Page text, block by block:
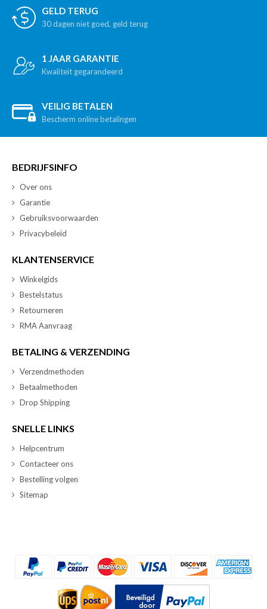
GELD TERUG
30 dagen niet goed, geld terug
1 JAAR GARANTIE
Kwaliteit gegarandeerd
VEILIG BETALEN
Bescherm online betalingen
BEDRIJFSINFO
Over ons
Garantie
Gebruiksvoorwaarden
Privacybeleid
KLANTENSERVICE
Winkelgids
Bestelstatus
Retourneren
RMA Aanvraag
BETALING & VERZENDING
Verzendmethoden
Betaalmethoden
Drop Shipping
SNELLE LINKS
Helpcentrum
Contacteer ons
Bestelling volgen
Sitemap